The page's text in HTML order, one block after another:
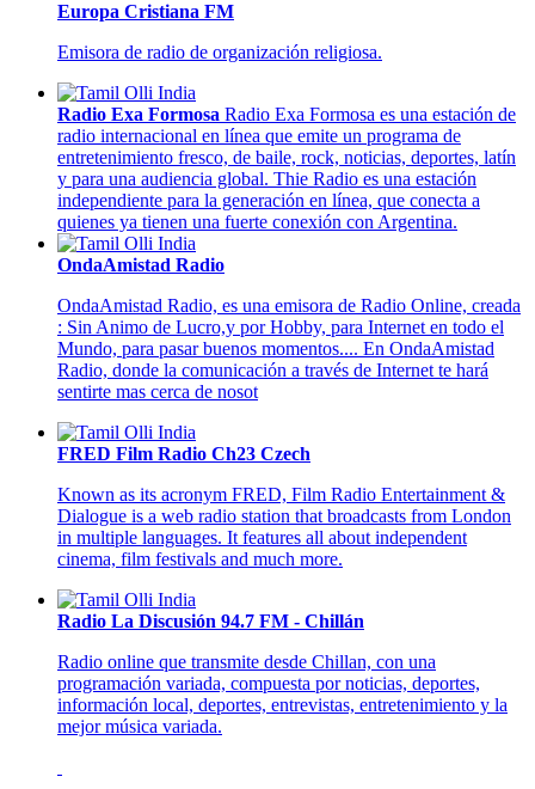
Europa Cristiana FM
Emisora de radio de organización religiosa.
Radio Exa Formosa Radio Exa Formosa es una estación de
radio internacional en línea que emite un programa de
entretenimiento fresco, de baile, rock, noticias, deportes, latín
y para una audiencia global. Thie Radio es una estación
independiente para la generación en línea, que conecta a
quienes ya tienen una fuerte conexión con Argentina.
OndaAmistad Radio
OndaAmistad Radio, es una emisora de Radio Online, creada
: Sin Animo de Lucro,y por Hobby, para Internet en todo el
Mundo, para pasar buenos momentos.... En OndaAmistad
Radio, donde la comunicación a través de Internet te hará
sentirte mas cerca de nosot
FRED Film Radio Ch23 Czech
Known as its acronym FRED, Film Radio Entertainment &
Dialogue is a web radio station that broadcasts from London
in multiple languages. It features all about independent
cinema, film festivals and much more.
Radio La Discusión 94.7 FM - Chillán
Radio online que transmite desde Chillan, con una
programación variada, compuesta por noticias, deportes,
información local, deportes, entrevistas, entretenimiento y la
mejor música variada.